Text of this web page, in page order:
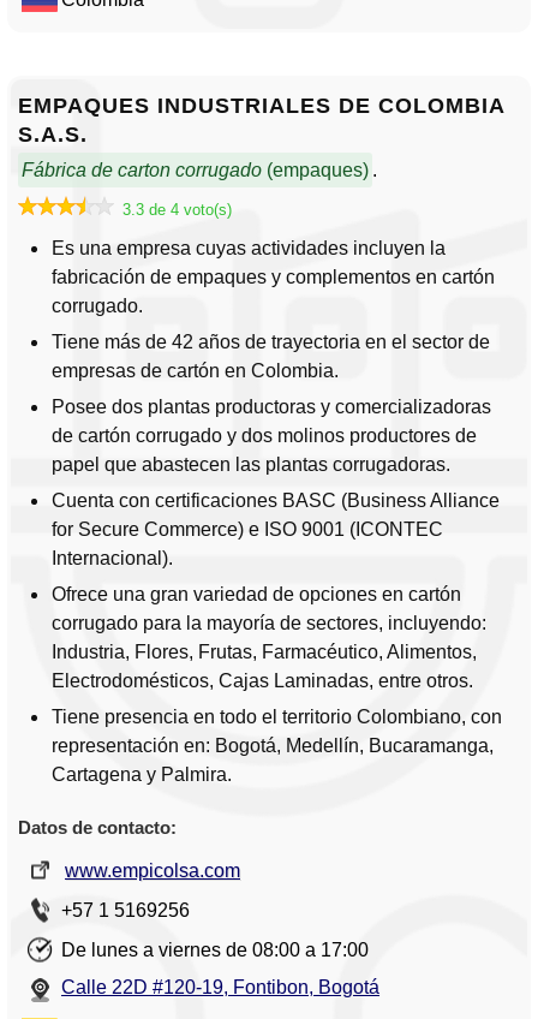
EMPAQUES INDUSTRIALES DE COLOMBIA
S.A.S.
Fábrica de carton corrugado (empaques) .
3.3 de 4 voto(s)
Es una empresa cuyas actividades incluyen la
fabricación de empaques y complementos en cartón
corrugado.
Tiene más de 42 años de trayectoria en el sector de
empresas de cartón en Colombia.
Posee dos plantas productoras y comercializadoras
de cartón corrugado y dos molinos productores de
papel que abastecen las plantas corrugadoras.
Cuenta con certificaciones BASC (Business Alliance
for Secure Commerce) e ISO 9001 (ICONTEC
Internacional).
Ofrece una gran variedad de opciones en cartón
corrugado para la mayoría de sectores, incluyendo:
Industria, Flores, Frutas, Farmacéutico, Alimentos,
Electrodomésticos, Cajas Laminadas, entre otros.
Tiene presencia en todo el territorio Colombiano, con
representación en: Bogotá, Medellín, Bucaramanga,
Cartagena y Palmira.
Datos de contacto:
www.empicolsa.com
+57 1 5169256
De lunes a viernes de 08:00 a 17:00
Calle 22D #120-19, Fontibon, Bogotá